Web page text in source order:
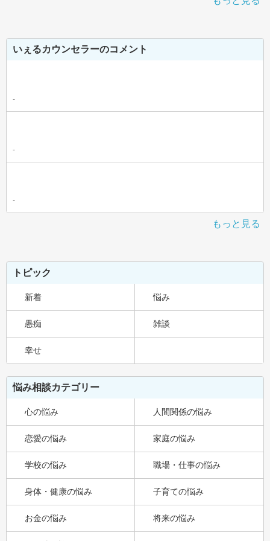
いぇるカウンセラーのコメント
-
-
-
もっと見る
トピック
新着 悩み
愚痴 雑談
幸せ
悩み相談カテゴリー
心の悩み 人間関係の悩み
恋愛の悩み 家庭の悩み
学校の悩み 職場・仕事の悩み
身体・健康の悩み 子育ての悩み
お金の悩み 将来の悩み